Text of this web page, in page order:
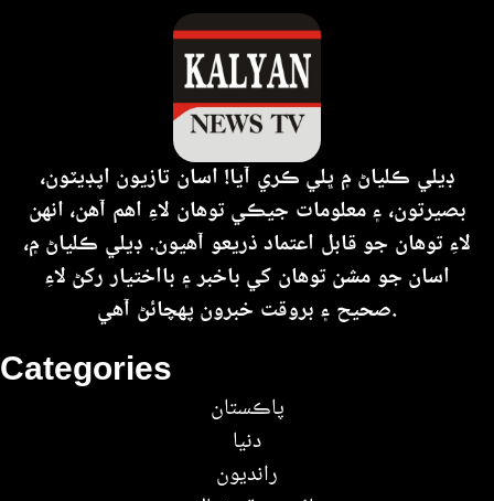
Categories
پاڪستان
دنيا
رانديون
ڊيلي ڪلياڻ ۾ ڀلي ڪري آيا! اسان تازيون اپڊيٽون،
بصيرتون، ۽ معلومات جيڪي توهان لاءِ اهم آهن، انهن
لاءِ توهان جو قابل اعتماد ذريعو آهيون. ڊيلي ڪلياڻ ۾،
اسان جو مشن توهان کي باخبر ۽ بااختيار رکڻ لاءِ
صحيح ۽ بروقت خبرون پهچائڻ آهي.